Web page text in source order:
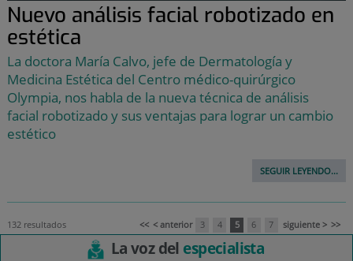
Nuevo análisis facial robotizado en
estética
La doctora María Calvo, jefe de Dermatología y
Medicina Estética del Centro médico-quirúrgico
Olympia, nos habla de la nueva técnica de análisis
facial robotizado y sus ventajas para lograr un cambio
estético
SEGUIR LEYENDO...
132 resultados << < anterior 3 4 5 6 7 siguiente > >>
La voz del especialista